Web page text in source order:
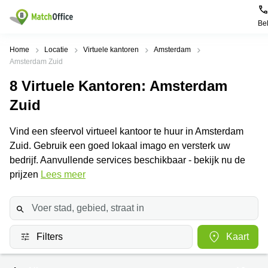
Bel
Huren / Verhuren
Productpagina's
Kantoorruimten
Centers
Flexplekken
Coworking
Vergaderruimten
Virtueel
Kantoor
Bedrijfsruimte
Populaire
Steden
Amsterdam
Oost
Amsterdam
Westpoort
Bergen
op
Zoom
Amersfoort
Populaire
zoekopdrachten
in Breda
Kantoor
huren
Bergen
op
Kantoor
huren
Tiel
Kantoor
Help
Over ons
Voeg je kantoorruimte toe
Huurprijs
Log in
Home Locatie Virtuele kantoren
Amsterdam
Amsterdam Zuid
8 Virtuele Kantoren: Amsterdam
Zuid
Vind een sfeervol virtueel kantoor te huur in Amsterdam
Zuid. Gebruik een goed lokaal imago en versterk uw
bedrijf. Aanvullende services beschikbaar - bekijk nu de
prijzen Lees meer
Filters Kaart